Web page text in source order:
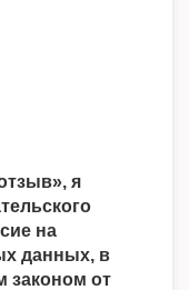
я
на
данных, в
законом от